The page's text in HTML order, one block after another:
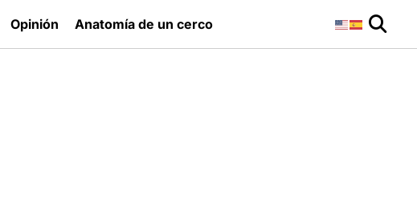
Opinión Anatomía de un cerco